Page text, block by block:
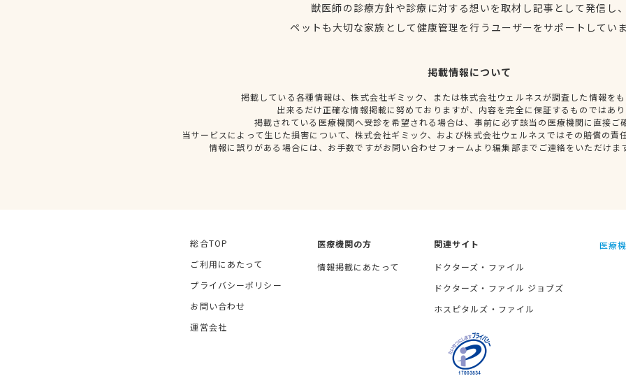
獣医師の診療方針や診療に対する想いを取材し記事として発信し
ペットも大切な家族として健康管理を行うユーザーをサポートしてい
掲載情報について
掲載している各種情報は、株式会社ギミック、または株式会社ウェルネスが調査した情報を
出来るだけ正確な情報掲載に努めておりますが、内容を完全に保証するものではあ
掲載されている医療機関へ受診を希望される場合は、事前に必ず該当の医療機関に直接ご
当サービスによって生じた損害について、株式会社ギミック、および株式会社ウェルネスではその賠償の責
情報に誤りがある場合には、お手数ですがお問い合わせフォームより編集部までご連絡をいただけま
総合TOP
ご利用にあたって
プライバシーポリシー
お問い合わせ
運営会社
医療機関の方
情報掲載にあたって
関連サイト
ドクターズ・ファイル
ドクターズ・ファイル ジョブズ
ホスピタルズ・ファイル
医療